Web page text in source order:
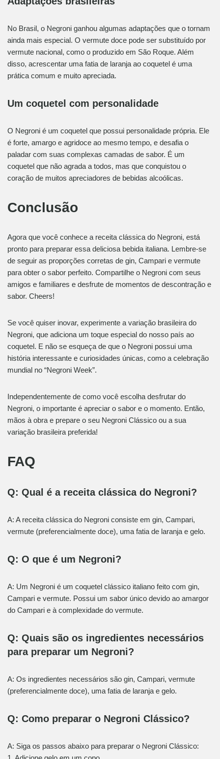
No Brasil, o Negroni ganhou algumas adaptações que o tornam
ainda mais especial. O vermute doce pode ser substituído por
vermute nacional, como o produzido em São Roque. Além
disso, acrescentar uma fatia de laranja ao coquetel é uma
prática comum e muito apreciada.
Um coquetel com personalidade
O Negroni é um coquetel que possui personalidade própria. Ele
é forte, amargo e agridoce ao mesmo tempo, e desafia o
paladar com suas complexas camadas de sabor. É um
coquetel que não agrada a todos, mas que conquistou o
coração de muitos apreciadores de bebidas alcoólicas.
Conclusão
Agora que você conhece a receita clássica do Negroni, está
pronto para preparar essa deliciosa bebida italiana. Lembre-se
de seguir as proporções corretas de gin, Campari e vermute
para obter o sabor perfeito. Compartilhe o Negroni com seus
amigos e familiares e desfrute de momentos de descontração e
sabor. Cheers!
Se você quiser inovar, experimente a variação brasileira do
Negroni, que adiciona um toque especial do nosso país ao
coquetel. E não se esqueça de que o Negroni possui uma
história interessante e curiosidades únicas, como a celebração
mundial no “Negroni Week”.
Independentemente de como você escolha desfrutar do
Negroni, o importante é apreciar o sabor e o momento. Então,
mãos à obra e prepare o seu Negroni Clássico ou a sua
variação brasileira preferida!
FAQ
Q: Qual é a receita clássica do Negroni?
A: A receita clássica do Negroni consiste em gin, Campari,
vermute (preferencialmente doce), uma fatia de laranja e gelo.
Q: O que é um Negroni?
A: Um Negroni é um coquetel clássico italiano feito com gin,
Campari e vermute. Possui um sabor único devido ao amargor
do Campari e à complexidade do vermute.
Q: Quais são os ingredientes necessários
para preparar um Negroni?
A: Os ingredientes necessários são gin, Campari, vermute
(preferencialmente doce), uma fatia de laranja e gelo.
Q: Como preparar o Negroni Clássico?
A: Siga os passos abaixo para preparar o Negroni Clássico: